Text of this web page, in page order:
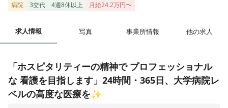
病院 3交代 4週8休以上 月給24.2万円〜
求人情報 写真 事業所情報 他の求人
「ホスピタリティーの精神で プロフェッショナル
な 看護を目指します」24時間・365日、大学病院レ
ベルの高度な医療を✨